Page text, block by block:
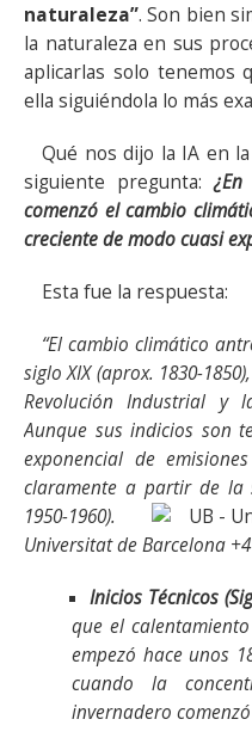
naturaleza”. Son bien
la naturaleza en sus
aplicarlas solo tenemos
ella siguiéndola lo más
Qué nos dijo la IA en
siguiente pregunta:
comenzó el cambio
creciente de modo cuasi
Esta fue la respuesta:
“El cambio climático
siglo XIX (aprox. 1830-
Revolución Industrial y
Aunque sus indicios son
exponencial de
claramente a partir de la
1950-1960).
Universitat de Barcelona +4
Inicios Técnicos
que el
empezó hace unos
cuando la
invernadero